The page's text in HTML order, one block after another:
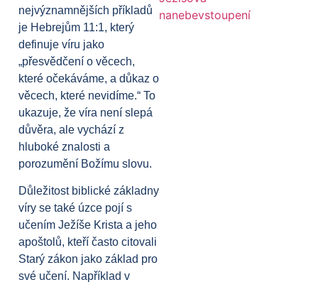
nejvýznamnějších příkladů
je Hebrejům 11:1, který
definuje víru jako
„přesvědčení o věcech,
které očekáváme, a důkaz o
věcech, které nevidíme.“ To
ukazuje, že víra není slepá
důvěra, ale vychází z
hluboké znalosti a
porozumění Božímu slovu.
Důležitost biblické základny
víry se také úzce pojí s
učením Ježíše Krista a jeho
apoštolů, kteří často citovali
Starý zákon jako základ pro
své učení. Například v